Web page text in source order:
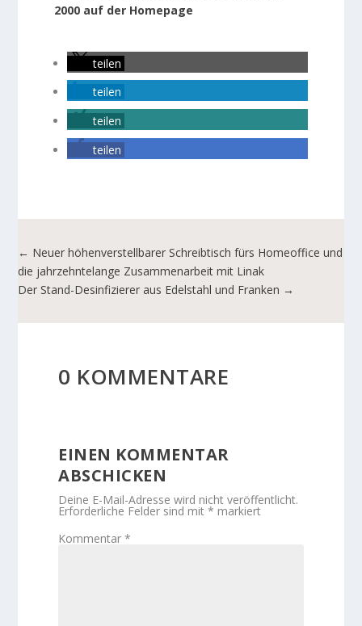
2000 auf der Homepage
teilen
teilen
teilen
teilen
← Neuer höhenverstellbarer Schreibtisch fürs Homeoffice und
die jahrzehntelange Zusammenarbeit mit Linak
Der Stand-Desinfizierer aus Edelstahl und Franken →
0 KOMMENTARE
EINEN KOMMENTAR
ABSCHICKEN
Deine E-Mail-Adresse wird nicht veröffentlicht.
Erforderliche Felder sind mit* markiert
Kommentar*